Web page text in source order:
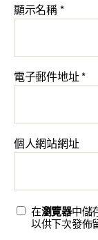
顯示名稱*
電子郵件地址*
個人網站網址
在瀏覽器中儲
以供下次發佈